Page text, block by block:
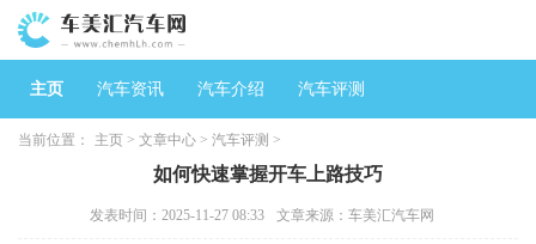
主页 汽车资讯 汽车介绍 汽车评测
当前位置： 主页 > 文章中心 > 汽车评测 >
如何快速掌握开车上路技巧
发表时间：2025-11-27 08:33 文章来源：车美汇汽车网